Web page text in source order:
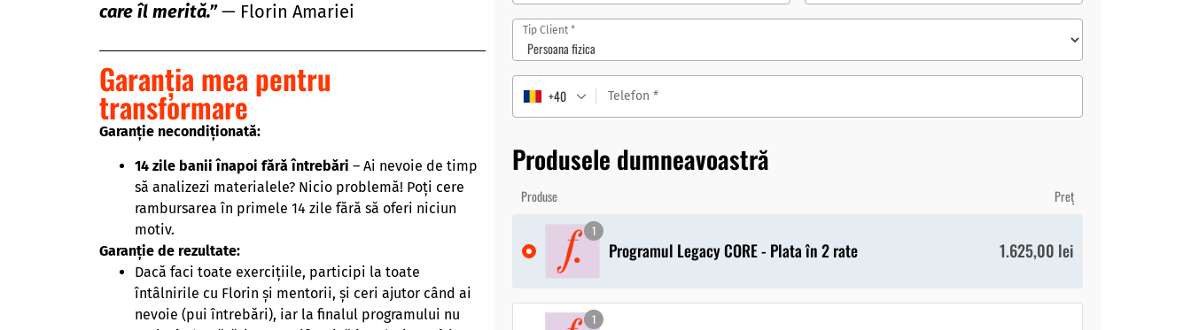
care îl merită.”— Florin Amariei
Garanția mea pentru
transformare
Garanție necondiționată:
14 zile banii înapoi fără întrebări – Ai nevoie de timp
să analizezi materialele? Nicio problemă! Poți cere
rambursarea în primele 14 zile fără să oferi niciun
motiv.
Garanție de rezultate:
Dacă faci toate exercițiile, participi la toate
întâlnirile cu Florin și mentorii, și ceri ajutor când ai
nevoie (pui întrebări), iar la finalul programului nu
Tip Client *
Telefon *
+40
Produsele dumneavoastră
Produse Preț
1
Programul Legacy CORE - Plata în 2 rate 1.625,00 lei
1